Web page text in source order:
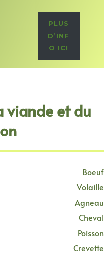
PLUS
D’INF
O ICI
viande et du
Boeuf
Volaille
Agneau
Cheval
Poisson
Crevette